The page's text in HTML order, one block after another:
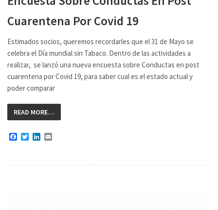
Cuarentena Por Covid 19
Estimados socios, queremos recordarles que el 31 de Mayo se
celebra el Día mundial sin Tabaco. Dentro de las actividades a
realizar, se lanzó una nueva encuesta sobre Conductas en post
cuarentena por Covid 19, para saber cual es el estado actual y
poder comparar
READ MORE…
Facebook
TwitterLinkedIn